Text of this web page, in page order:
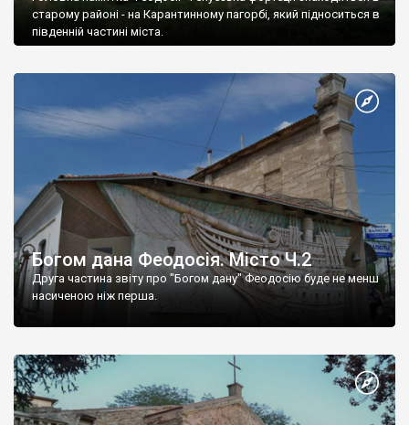
старому районі - на Карантинному пагорбі, який підноситься в
південній частині міста.
Богом дана Феодосія. Місто Ч.2
Друга частина звіту про "Богом дану" Феодосію буде не менш
насиченою ніж перша.